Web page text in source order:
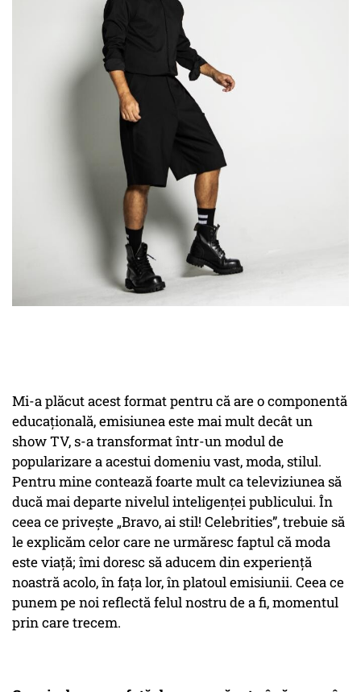
Mi-a plăcut acest format pentru că are o componentă
educațională, emisiunea este mai mult decât un
show TV, s-a transformat într-un modul de
popularizare a acestui domeniu vast, moda, stilul.
Pentru mine contează foarte mult ca televiziunea să
ducă mai departe nivelul inteligenței publicului. În
ceea ce privește „Bravo, ai stil! Celebrities”, trebuie să
le explicăm celor care ne urmăresc faptul că moda
este viață; îmi doresc să aducem din experiență
noastră acolo, în fața lor, în platoul emisiunii. Ceea ce
punem pe noi reflectă felul nostru de a fi, momentul
prin care trecem.